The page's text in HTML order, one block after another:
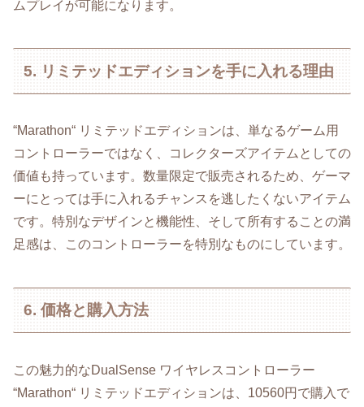
ムプレイが可能になります。
5. リミテッドエディションを手に入れる理由
“Marathon“ リミテッドエディションは、単なるゲーム用
コントローラーではなく、コレクターズアイテムとしての
価値も持っています。数量限定で販売されるため、ゲーマ
ーにとっては手に入れるチャンスを逃したくないアイテム
です。特別なデザインと機能性、そして所有することの満
足感は、このコントローラーを特別なものにしています。
6. 価格と購入方法
この魅力的なDualSense ワイヤレスコントローラー
“Marathon“ リミテッドエディションは、10560円で購入で